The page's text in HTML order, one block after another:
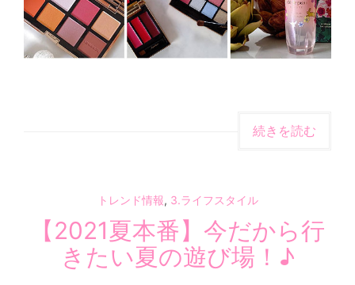
続きを読む
トレンド情報, 3.ライフスタイル
【2021夏本番】今だから行
きたい夏の遊び場！♪